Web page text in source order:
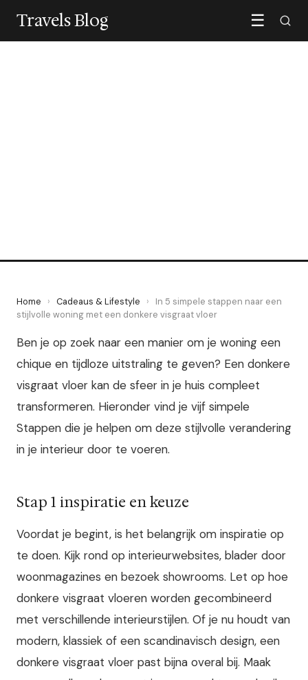
Travels Blog ☰
Home › Cadeaus & Lifestyle ›
In 5 simpele stappen naar een
stijlvolle woning met een donkere visgraat vloer
Ben je op zoek naar een manier om je woning een
chique en tijdloze uitstraling te geven? Een donkere
visgraat vloer kan de sfeer in je huis compleet
transformeren. Hieronder vind je vijf simpele
Stappen die je helpen om deze stijlvolle verandering
in je interieur door te voeren.
Stap 1 inspiratie en keuze
Voordat je begint, is het belangrijk om inspiratie op
te doen. Kijk rond op interieurwebsites, blader door
woonmagazines en bezoek showrooms. Let op hoe
donkere visgraat vloeren worden gecombineerd
met verschillende interieurstijlen. Of je nu houdt van
modern, klassiek of een scandinavisch design, een
donkere visgraat vloer past bijna overal bij. Maak